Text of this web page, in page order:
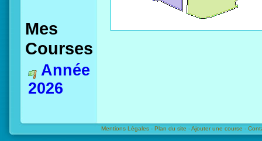
Mes
Courses
Année
2026
Mentions Légales - Plan du site -Ajouter une course -